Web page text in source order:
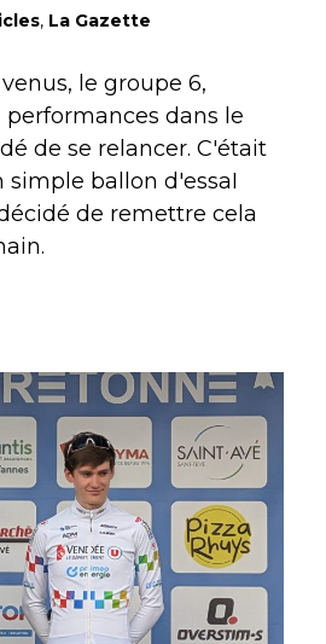
, La Gazette
le groupe 6,
performances dans le
de se relancer. C'était
ballon d'essaI
de remettre cela